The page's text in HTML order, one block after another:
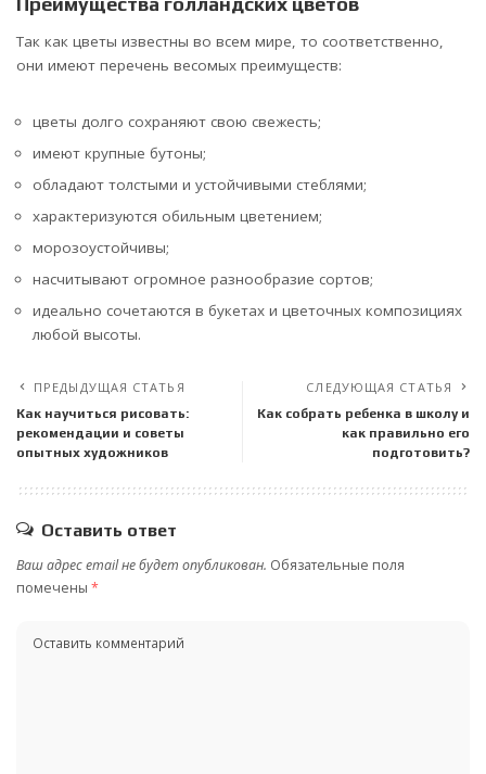
Так как цветы известны во всем мире, то соответственно,
они имеют перечень весомых преимуществ:
цветы долго сохраняют свою свежесть;
имеют крупные бутоны;
обладают толстыми и устойчивыми стеблями;
характеризуются обильным цветением;
морозоустойчивы;
насчитывают огромное разнообразие сортов;
идеально сочетаются в букетах и цветочных композициях
любой высоты.
ПРЕДЫДУЩАЯ СТАТЬЯ
Как научиться рисовать:
рекомендации и советы
опытных художников
СЛЕДУЮЩАЯ СТАТЬЯ
Как собрать ребенка в школу и
как правильно его
подготовить?
Оставить ответ
Ваш адрес email не будет опубликован. Обязательные поля
помечены *